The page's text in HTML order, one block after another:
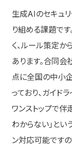
生成AIのセキュ
り組める課題で
く、ルール策定
あります。合同
点に全国の中小
っており、ガイド
ワンストップで伴
わからない」とい
ン対応可能です